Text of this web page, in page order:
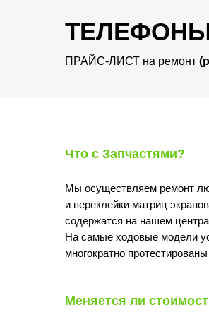
ТЕЛЕФОНЫ
ПРАЙС-ЛИСТ на ремонт
Что с Запчастями?
Мы осуществляем ремонт
и переклейки матриц
содержатся на нашем
На самые ходовые модели
многократно
Меняется ли